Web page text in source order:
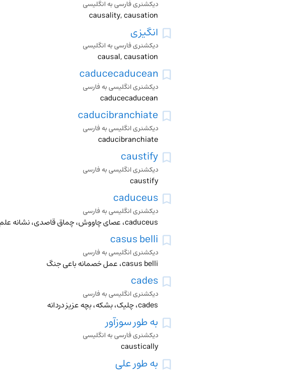
دیکشنری فارسی به انگلیسی
causality, causation
انگیزی
دیکشنری فارسی به انگلیسی
causal, causation
caducecaducean
دیکشنری انگلیسی به فارسی
caducecaducean
caducibranchiate
دیکشنری انگلیسی به فارسی
caducibranchiate
caustify
دیکشنری انگلیسی به فارسی
caustify
caduceus
دیکشنری انگلیسی به فارسی
caduceus، عصای چاووش، چماق قاصدی، نشانه علم پزشکی
casus belli
دیکشنری انگلیسی به فارسی
casus belli، عمل خصمانه باعی جنگ
cades
دیکشنری انگلیسی به فارسی
cades، چلیک، بشکه، بچه عزیز دردانه
به طور سوزآور
دیکشنری فارسی به انگلیسی
caustically
به طور علی